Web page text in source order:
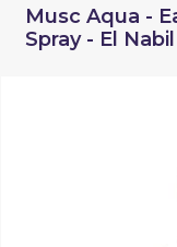
Musc Aqua -
Spray - El